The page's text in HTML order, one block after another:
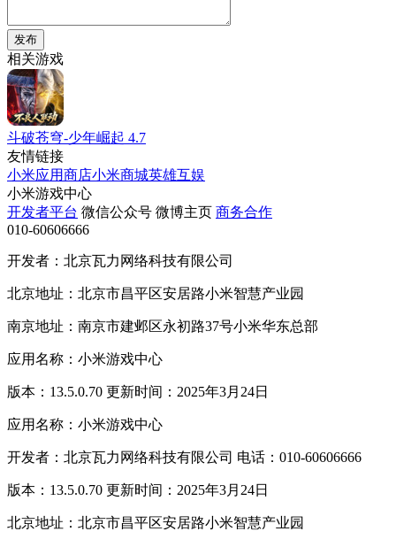
发布
相关游戏
斗破苍穹-少年崛起 4.7
友情链接
小米应用商店小米商城英雄互娱
小米游戏中心
开发者平台 微信公众号 微博主页 商务合作
010-60606666
开发者：北京瓦力网络科技有限公司
北京地址：北京市昌平区安居路小米智慧产业园
南京地址：南京市建邺区永初路37号小米华东总部
应用名称：小米游戏中心
版本：13.5.0.70 更新时间：2025年3月24日
应用名称：小米游戏中心
开发者：北京瓦力网络科技有限公司 电话：010-60606666
版本：13.5.0.70 更新时间：2025年3月24日
北京地址：北京市昌平区安居路小米智慧产业园